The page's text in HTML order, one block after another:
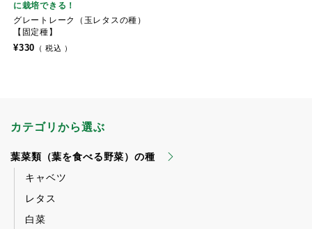
に栽培できる！
グレートレーク（玉レタスの種）
【固定種】
¥330 税込
カテゴリから選ぶ
葉菜類（葉を食べる野菜）の種
キャベツ
レタス
白菜